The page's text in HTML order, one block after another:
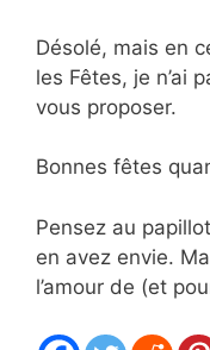
Désolé, mais en
les Fêtes, je n’ai
vous proposer.
Bonnes fêtes
Pensez au
en avez envie.
l’amour de (et